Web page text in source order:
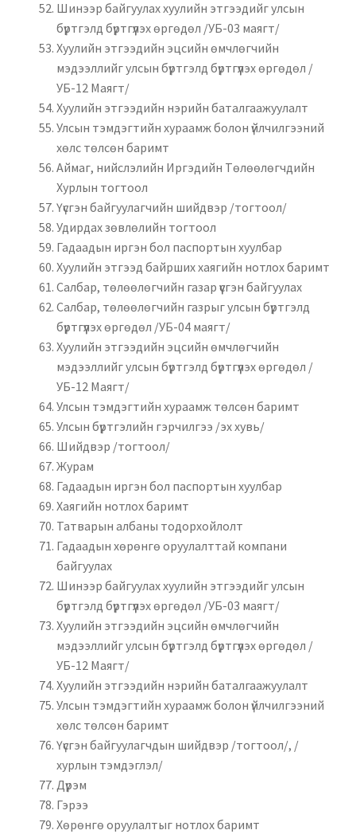
Шинээр байгуулах хуулийн этгээдийг улсын
бүртгэлд бүртгүүлэх өргөдөл /УБ-03 маягт/
Хуулийн этгээдийн эцсийн өмчлөгчийн
мэдээллийг улсын бүртгэлд бүртгүүлэх өргөдөл /
УБ-12 Маягт/
Хуулийн этгээдийн нэрийн баталгаажуулалт
Улсын тэмдэгтийн хураамж болон үйлчилгээний
хөлс төлсөн баримт
Аймаг, нийслэлийн Иргэдийн Төлөөлөгчдийн
Хурлын тогтоол
Үүсгэн байгуулагчийн шийдвэр /тогтоол/
Удирдах зөвлөлийн тогтоол
Гадаадын иргэн бол паспортын хуулбар
Хуулийн этгээд байрших хаягийн нотлох баримт
Салбар, төлөөлөгчийн газар үүсгэн байгуулах
Салбар, төлөөлөгчийн газрыг улсын бүртгэлд
бүртгүүлэх өргөдөл /УБ-04 маягт/
Хуулийн этгээдийн эцсийн өмчлөгчийн
мэдээллийг улсын бүртгэлд бүртгүүлэх өргөдөл /
УБ-12 Маягт/
Улсын тэмдэгтийн хураамж төлсөн баримт
Улсын бүртгэлийн гэрчилгээ /эх хувь/
Шийдвэр /тогтоол/
Журам
Гадаадын иргэн бол паcпортын хуулбар
Хаягийн нотлох баримт
Татварын албаны тодорхойлолт
Гадаадын хөрөнгө оруулалттай компани
байгуулах
Шинээр байгуулах хуулийн этгээдийг улсын
бүртгэлд бүртгүүлэх өргөдөл /УБ-03 маягт/
Хуулийн этгээдийн эцсийн өмчлөгчийн
мэдээллийг улсын бүртгэлд бүртгүүлэх өргөдөл /
УБ-12 Маягт/
Хуулийн этгээдийн нэрийн баталгаажуулалт
Улсын тэмдэгтийн хураамж болон үйлчилгээний
хөлс төлсөн баримт
Үүсгэн байгуулагчдын шийдвэр /тогтоол/, /
хурлын тэмдэглэл/
Дүрэм
Гэрээ
Хөрөнгө оруулалтыг нотлох баримт